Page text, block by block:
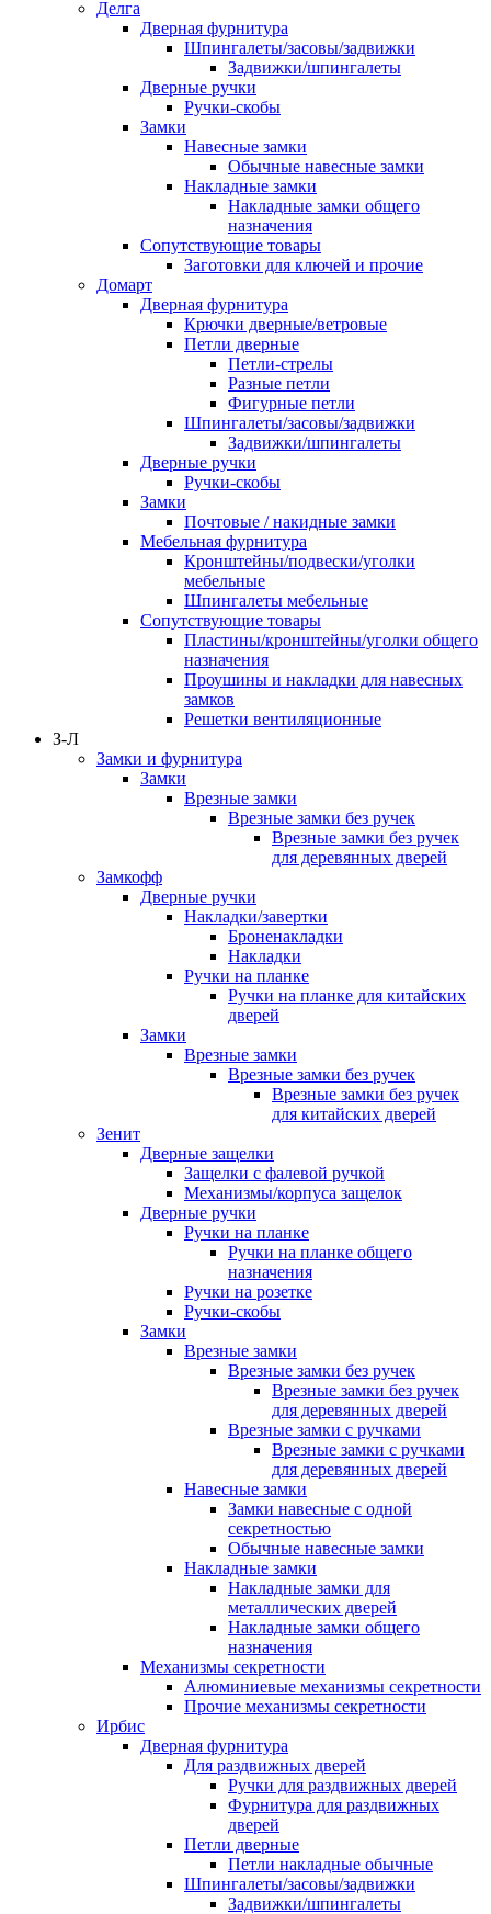
Делга
Дверная фурнитура
Шпингалеты/засовы/задвижки
Задвижки/шпингалеты
Дверные ручки
Ручки-скобы
Замки
Навесные замки
Обычные навесные замки
Накладные замки
Накладные замки общего
назначения
Сопутствующие товары
Заготовки для ключей и прочие
Домарт
Дверная фурнитура
Крючки дверные/ветровые
Петли дверные
Петли-стрелы
Разные петли
Фигурные петли
Шпингалеты/засовы/задвижки
Задвижки/шпингалеты
Дверные ручки
Ручки-скобы
Замки
Почтовые / накидные замки
Мебельная фурнитура
Кронштейны/подвески/уголки
мебельные
Шпингалеты мебельные
Сопутствующие товары
Пластины/кронштейны/уголки общего
назначения
Проушины и накладки для навесных
замков
Решетки вентиляционные
З-Л
Замки и фурнитура
Замки
Врезные замки
Врезные замки без ручек
Врезные замки без ручек
для деревянных дверей
Замкофф
Дверные ручки
Накладки/завертки
Броненакладки
Накладки
Ручки на планке
Ручки на планке для китайских
дверей
Замки
Врезные замки
Врезные замки без ручек
Врезные замки без ручек
для китайских дверей
Зенит
Дверные защелки
Защелки с фалевой ручкой
Механизмы/корпуса защелок
Дверные ручки
Ручки на планке
Ручки на планке общего
назначения
Ручки на розетке
Ручки-скобы
Замки
Врезные замки
Врезные замки без ручек
Врезные замки без ручек
для деревянных дверей
Врезные замки с ручками
Врезные замки с ручками
для деревянных дверей
Навесные замки
Замки навесные с одной
секретностью
Обычные навесные замки
Накладные замки
Накладные замки для
металлических дверей
Накладные замки общего
назначения
Механизмы секретности
Алюминиевые механизмы секретности
Прочие механизмы секретности
Ирбис
Дверная фурнитура
Для раздвижных дверей
Ручки для раздвижных дверей
Фурнитура для раздвижных
дверей
Петли дверные
Петли накладные обычные
Шпингалеты/засовы/задвижки
Задвижки/шпингалеты